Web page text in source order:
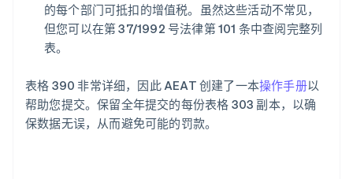
的每个部门可抵扣的增值税。虽然这些活动不常见，
但您可以在第 37/1992 号法律第 101 条中查阅完整列
表。
表格 390 非常详细，因此 AEAT 创建了一本操作手册以
帮助您提交。保留全年提交的每份表格 303 副本，以确
保数据无误，从而避免可能的罚款。
爱沙尼亚
English
奥地利
Deutsch
English
巴西
Português English